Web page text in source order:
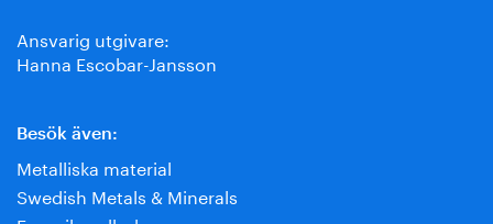
Ansvarig utgivare:
Hanna Escobar-Jansson
Besök även:
Metalliska material
Swedish Metals & Minerals